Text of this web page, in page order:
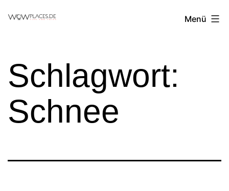
Reiseblog
Menü
Schlagwort:
Schnee